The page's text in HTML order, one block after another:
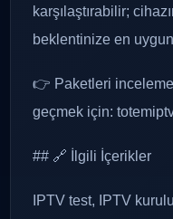
karşılaştırabilir;
beklentinize en
👉 Paketleri
geçmek için:
## 🔗 İlgili İçerikler
IPTV test, IPTV